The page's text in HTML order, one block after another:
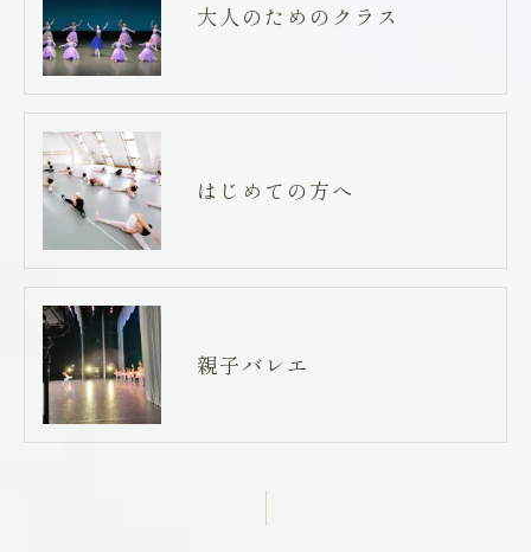
大人のためのクラス
はじめての方へ
親子バレエ